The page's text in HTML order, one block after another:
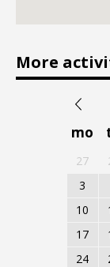
More
mo
27
3
10
17
24